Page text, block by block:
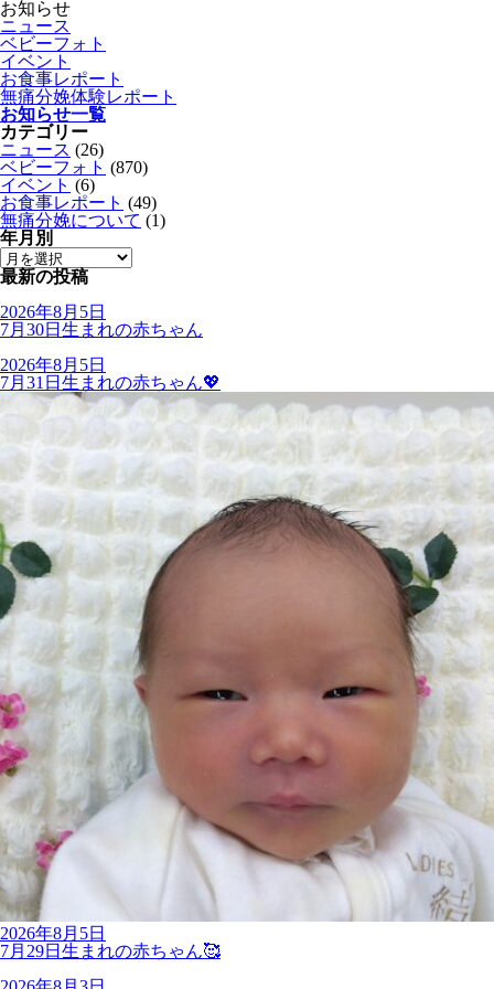
お知らせ
ニュース
ベビーフォト
イベント
お食事レポート
無痛分娩体験レポート
お知らせ一覧
カテゴリー
ニュース (26)
ベビーフォト (870)
イベント (6)
お食事レポート (49)
無痛分娩について (1)
年月別
最新の投稿
2026年8月5日
7月30日生まれの赤ちゃん
2026年8月5日
7月31日生まれの赤ちゃん💖
2026年8月5日
7月29日生まれの赤ちゃん🥰